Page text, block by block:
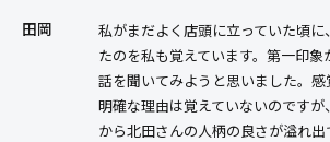
田岡
私がまだよく店頭に立っていた頃に
たのを私も覚えています。第一印象
話を聞いてみようと思いました。
明確な理由は覚えていないのです
から北田さんの人柄の良さが溢れ